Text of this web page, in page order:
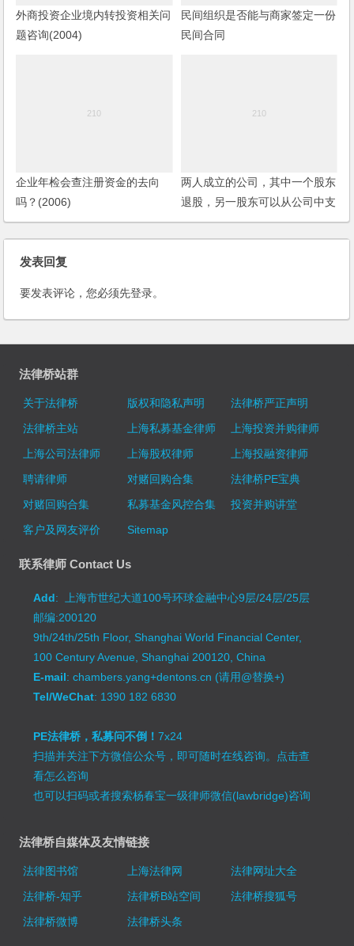
外商投资企业境内转投资相关问
题咨询(2004)
民间组织是否能与商家签定一份
民间合同
企业年检会查注册资金的去向
吗？(2006)
两人成立的公司，其中一个股东
退股，另一股东可以从公司中支
付转让金吗？
发表回复
要发表评论，您必须先登录。
法律桥站群
关于法律桥 版权和隐私声明
法律桥严正声明
法律桥主站
上海私募基金律师
上海投资并购律师
上海公司法律师
上海股权律师
上海投融资律师
聘请律师
对赌回购合集
法律桥PE宝典
对赌回购合集
私募基金风控合集
投资并购讲堂
客户及网友评价
Sitemap
联系律师 Contact Us
Add: 上海市世纪大道100号环球金融中心9层/24层/25层
邮编:200120
9th/24th/25th Floor, Shanghai World Financial Center,
100 Century Avenue, Shanghai 200120, China
E-mail: chambers.yang+dentons.cn (请用@替换+)
Tel/WeChat: 1390 182 6830
PE法律桥，私募问不倒！7x24
扫描并关注下方微信公众号，即可随时在线咨询。 点击查
看怎么咨询
也可以扫码或者搜索杨春宝一级律师微信(lawbridge)咨询
法律桥自媒体及友情链接
法律图书馆 上海法律网
法律网址大全
法律桥-知乎
法律桥B站空间
法律桥搜狐号
法律桥微博
法律桥头条